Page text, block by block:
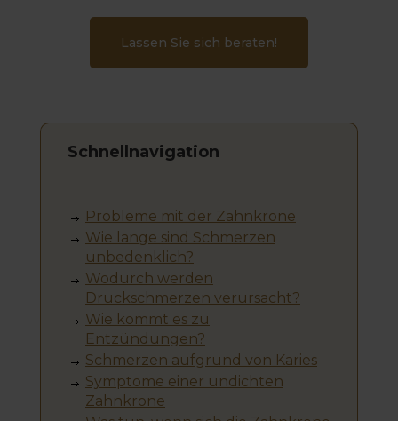
Lassen Sie sich beraten!
Schnellnavigation
Probleme mit der Zahnkrone
Wie lange sind Schmerzen
unbedenklich?
Wodurch werden
Druckschmerzen verursacht?
Wie kommt es zu
Entzündungen?
Schmerzen aufgrund von Karies
Symptome einer undichten
Zahnkrone